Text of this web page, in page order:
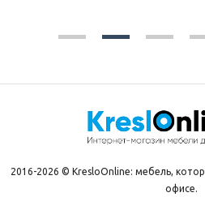
2016-2026 © KresloOnline: мебель,
офисе.